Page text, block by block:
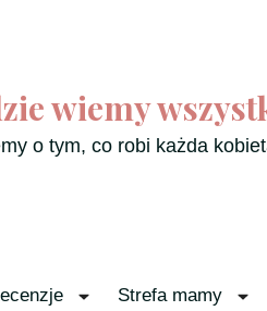
wiemy
o tym, co robi każda
Strefa mamy